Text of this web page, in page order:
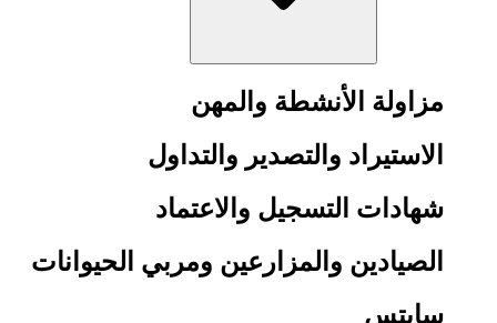
مزاولة الأنشطة والمهن
الاستيراد والتصدير والتداول
شهادات التسجيل والاعتماد
الصيادين والمزارعين ومربي الحيوانات
سايتس